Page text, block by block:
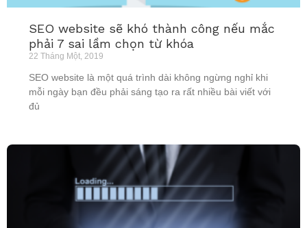
SEO website sẽ khó thành công nếu mắc
phải 7 sai lầm chọn từ khóa
22 Tháng Một, 2019
SEO website là một quá trình dài không ngừng nghỉ khi
mỗi ngày bạn đều phải sáng tạo ra rất nhiều bài viết với
đủ